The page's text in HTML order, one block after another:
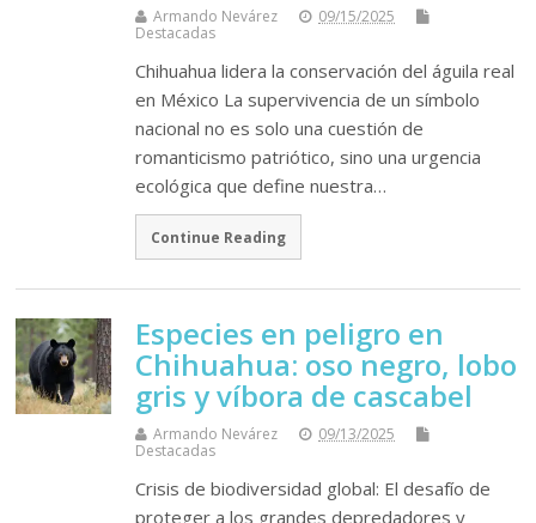
Armando Nevárez
09/15/2025
Destacadas
Chihuahua lidera la conservación del águila real
en México La supervivencia de un símbolo
nacional no es solo una cuestión de
romanticismo patriótico, sino una urgencia
ecológica que define nuestra…
Continue Reading
Especies en peligro en
Chihuahua: oso negro, lobo
gris y víbora de cascabel
Armando Nevárez
09/13/2025
Destacadas
Crisis de biodiversidad global: El desafío de
proteger a los grandes depredadores y